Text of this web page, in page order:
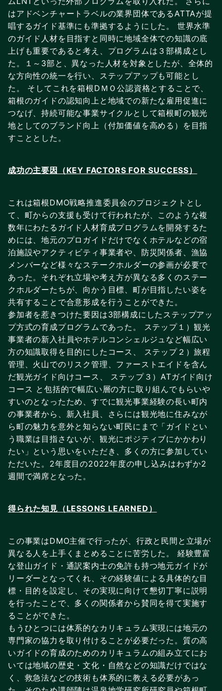
はアドベンチャートラベルの業界団体であるATTAが提
唱するガイド基準にも準拠するようにした。 世界水準
のガイド人材を目指すと同時に地域全体での知識の底
上げも重要であると考え、プログラムは３部構成とし
た。１～3部と、異なった人材を対象としたが、全体的
な方向性の統一を行い、ステップアップも可能とし
た。 そしてこれを箱根DＭＯ公認資格とすることで、
箱根のガイドの認知向上と地域での新たな雇用促進に
つなげ、持続可能な事業サイクルとして箱根町の観光
地としてのブランド向上（付加価値を高める）を目指
すこととした。
成功の主要因（KEY FACTORS FOR SUCCESS）
これは箱根DMO戦略推進委員会のプロジェクトとし
て、町からの支援も受けて行われたが、このような複
数年にわたるガイド人材育成プログラムを開発するた
めには、地元のプロガイドだけでなくホテルなどの宿
泊施設やアクティビティ事業者や、防災関係者、漁協
メンバーなど様々なステークホルダーの参画が必要で
あった。それぞれ立場や考え方が異なる多くのステー
クホルダーたちが、向かう目標、町が目指したい姿を
共有することで合意形成を行うことができた。
参加者を惹きつけた要因は3部構成にしたステップアッ
プ方式の育成プログラムであった。 ステップ１）観光
事業者の新入社員やホテルコンシェルジュなど幅広い
方の知識取得を目的にしたコース、 ステップ２）旅程
管理、火山でのリスク管理、ファーストエイドを含ん
だ観光ガイド向けコース、 ステップ３）ATガイド向け
コース と包括的で幅広い層の方に取り組んでもらいや
すいのとなったため、すでに観光事業経験の長い町内
の事業者から、新入社員、さらには観光地に住みなが
ら町の魅力を意外と知らない町民にまで「ガイドとい
う職業は目指さないが、観光にポジティブにかかわり
たい」という思いをいただき、多くの方に参加してい
ただいた。2年度目の2022年度の申し込みはわずか2
週間で満席となった。
得られた知見（LESSONS LEARNED）
この事業はDMO主催で行ったが、行政と民間と立場が
異なる人を上手くまとめることに苦労した。 経験豊富
な登山ガイド・通訳案内士の免許も持つ地元ガイドが
リーダーとなってくれ、その経験値による具体的な目
標・目的を設定し、その実現に向けて懇切丁寧に説明
を行ったことで、多くの関係者から賛同を得て実施す
ることができた。
もうひとつには体系的なカリキュラム実現には地元の
専門家の協力を取り付けることが必要だった。質の高
いガイドの育成のためのカリキュラムの組み立てにお
いては地域の歴史・文化・自然などの知識だけではな
く、救急法などの技術も体系的に教える必要があっ